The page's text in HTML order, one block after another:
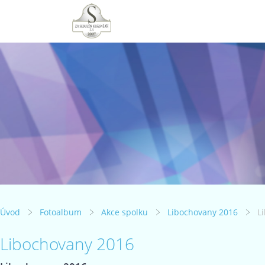
Úvod Fotoalbum Akce spolku Libochovany 2016
Libochovany 2016